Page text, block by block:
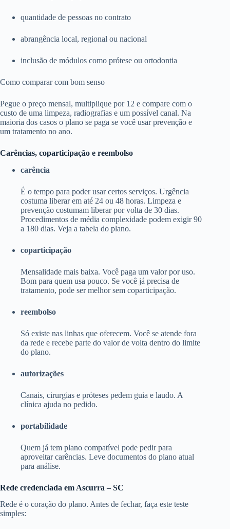
quantidade de pessoas no contrato
abrangência local, regional ou nacional
inclusão de módulos como prótese ou ortodontia
Como comparar com bom senso
Pegue o preço mensal, multiplique por 12 e compare com o
custo de uma limpeza, radiografias e um possível canal. Na
maioria dos casos o plano se paga se você usar prevenção e
um tratamento no ano.
Carências, coparticipação e reembolso
carência
É o tempo para poder usar certos serviços. Urgência
costuma liberar em até 24 ou 48 horas. Limpeza e
prevenção costumam liberar por volta de 30 dias.
Procedimentos de média complexidade podem exigir 90
a 180 dias. Veja a tabela do plano.
coparticipação
Mensalidade mais baixa. Você paga um valor por uso.
Bom para quem usa pouco. Se você já precisa de
tratamento, pode ser melhor sem coparticipação.
reembolso
Só existe nas linhas que oferecem. Você se atende fora
da rede e recebe parte do valor de volta dentro do limite
do plano.
autorizações
Canais, cirurgias e próteses pedem guia e laudo. A
clínica ajuda no pedido.
portabilidade
Quem já tem plano compatível pode pedir para
aproveitar carências. Leve documentos do plano atual
para análise.
Rede credenciada em Ascurra – SC
Rede é o coração do plano. Antes de fechar, faça este teste
simples: